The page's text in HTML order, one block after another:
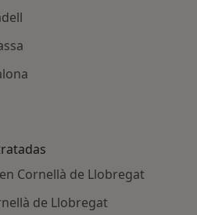
Cornellà de Llobregat
de Llobregat